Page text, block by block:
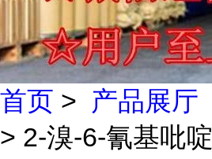
首页 > 产品展厅
> 2-溴-6-氰基吡啶